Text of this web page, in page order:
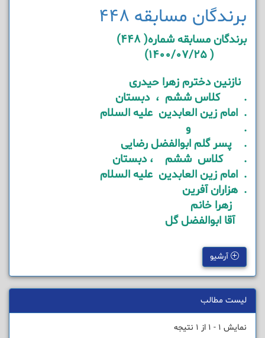
برندگان مسابقه 448
برندگان مسابقه شماره( 448)
( 1400/07/25)
نازنین دخترم زهرا حیدری
. کلاس ششم ، دبستان
. امام زین العابدین علیه السلام
. و
. پسر گلم ابوالفضل رضایی
. کلاس ششم ، دبستان
. امام زین العابدین علیه السلام
. هزاران آفرین
زهرا خانم
آقا ابوالفضل گل
آرشیو
لیست مطالب
نمایش 1 - 1 از 1 نتیجه